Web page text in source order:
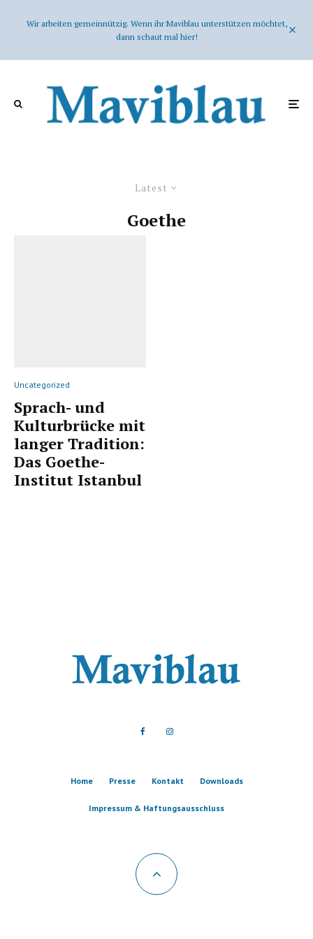
Wir arbeiten gemeinnützig. Wenn ihr Maviblau unterstützen möchtet,
dann schaut mal hier!
Latest
Goethe
Uncategorized
Sprach- und
Kulturbrücke mit
langer Tradition:
Das Goethe-
Institut Istanbul
Home Presse Kontakt Downloads
Impressum & Haftungsausschluss